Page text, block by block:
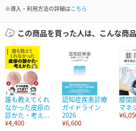
※導入・利用方法の詳細はこちら
この商品を買った人は、こんな商品
誰も教えてくれ
なかった皮疹の
診かた・考え...
¥4,400
認知症疾患診療
ガイドライン
2026
¥6,600
膝関
マネ